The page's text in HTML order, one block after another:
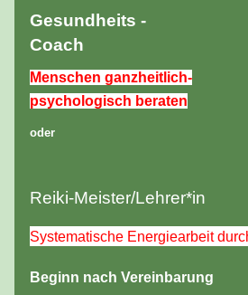
Gesundheits -
Coach
Menschen ganzheitlich-
psychologisch beraten
oder
Reiki-Meister/Lehrer*in
Systematische Energiearbeit
Beginn nach Vereinbarung